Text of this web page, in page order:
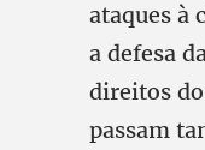
ataques à
a defesa
direitos
passam